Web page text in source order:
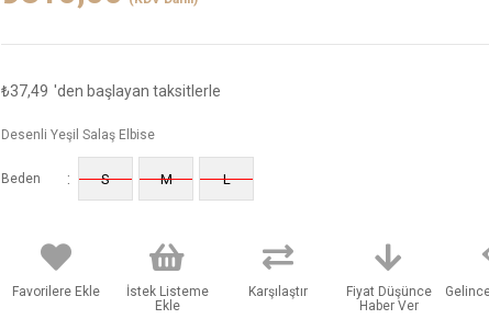
₺37,49 'den başlayan taksitlerle
Desenli Yeşil Salaş Elbise
Beden : S M L
Favorilere Ekle
İstek Listeme
Ekle
Karşılaştır
Fiyat Düşünce
Haber Ver